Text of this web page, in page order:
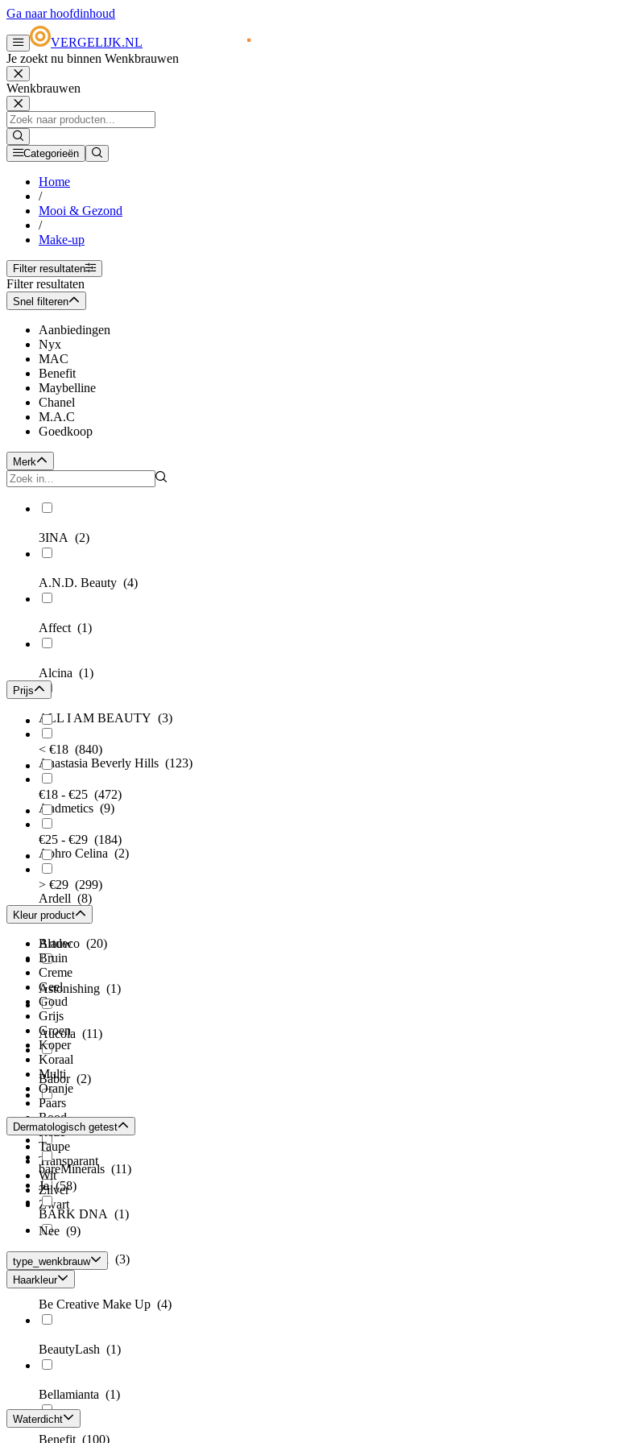
Ga naar hoofdinhoud
VERGELIJK.NL
Je zoekt nu binnen Wenkbrauwen
Wenkbrauwen
Categorieën
Home
/
Mooi & Gezond
/
Make-up
Filter resultaten
Filter resultaten
Snel filteren
Aanbiedingen
Nyx
MAC
Benefit
Maybelline
Chanel
M.A.C
Goedkoop
Merk
3INA (2)
A.N.D. Beauty (4)
Affect (1)
Alcina (1)
ALL I AM BEAUTY (3)
Anastasia Beverly Hills (123)
Andmetics (9)
Aphro Celina (2)
Ardell (8)
Artdeco (20)
Astonishing (1)
Aucola (11)
Babor (2)
Bang(6)
bareMinerals (11)
BARK DNA (1)
BBB London (3)
Be Creative Make Up (4)
BeautyLash (1)
Bellamianta (1)
Benefit (100)
Prijs
< €18 (840)
€18 - €25 (472)
€25 - €29 (184)
> €29 (299)
Kleur product
Blauw
Bruin
Creme
Geel
Goud
Grijs
Groen
Koper
Koraal
Multi
Oranje
Paars
Rood
Roze
Taupe
Transparant
Wit
Zilver
Zwart
Dermatologisch getest
Ja(58)
Nee (9)
type_wenkbrauw
Haarkleur
Waterdicht